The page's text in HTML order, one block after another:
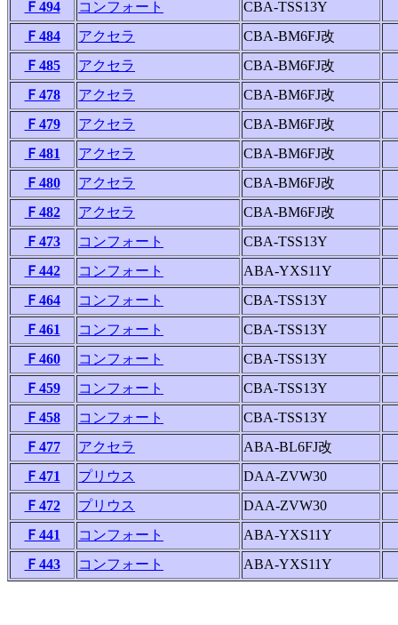
Ｆ494
コンフォート
CBA-TSS13Y
Ｆ484
アクセラ
CBA-BM6FJ改
Ｆ485
アクセラ
CBA-BM6FJ改
Ｆ478
アクセラ
CBA-BM6FJ改
Ｆ479
アクセラ
CBA-BM6FJ改
Ｆ481
アクセラ
CBA-BM6FJ改
Ｆ480
アクセラ
CBA-BM6FJ改
Ｆ482
アクセラ
CBA-BM6FJ改
Ｆ473
コンフォート
CBA-TSS13Y
Ｆ442
コンフォート
ABA-YXS11Y
Ｆ464
コンフォート
CBA-TSS13Y
Ｆ461
コンフォート
CBA-TSS13Y
Ｆ460
コンフォート
CBA-TSS13Y
Ｆ459
コンフォート
CBA-TSS13Y
Ｆ458
コンフォート
CBA-TSS13Y
Ｆ477
アクセラ
ABA-BL6FJ改
Ｆ471
プリウス
DAA-ZVW30
Ｆ472
プリウス
DAA-ZVW30
Ｆ441
コンフォート
ABA-YXS11Y
Ｆ443
コンフォート ABA-YXS11Y